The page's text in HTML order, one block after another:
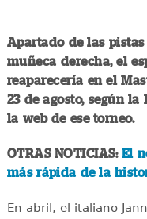
Apartado de las
muñeca derecha, el
reaparecería en el
23 de agosto, según
la web de ese torneo.
OTRAS NOTICIAS: El
más rápida de la
En abril, el italiano